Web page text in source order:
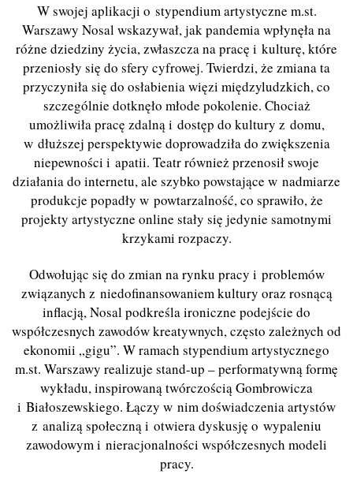
W swojej aplikacji o stypendium artystyczne m.st.
Warszawy Nosal wskazywał, jak pandemia wpłynęła na
różne dziedziny życia, zwłaszcza na pracę i kulturę, które
przeniosły się do sfery cyfrowej. Twierdzi, że zmiana ta
przyczyniła się do osłabienia więzi międzyludzkich, co
szczególnie dotknęło młode pokolenie. Chociaż
umożliwiła pracę zdalną i dostęp do kultury z domu,
w dłuższej perspektywie doprowadziła do zwiększenia
niepewności i apatii. Teatr również przenosił swoje
działania do internetu, ale szybko powstające w nadmiarze
produkcje popadły w powtarzalność, co sprawiło, że
projekty artystyczne online stały się jedynie samotnymi
krzykami rozpaczy.
Odwołując się do zmian na rynku pracy i problemów
związanych z niedofinansowaniem kultury oraz rosnącą
inflacją, Nosal podkreśla ironiczne podejście do
współczesnych zawodów kreatywnych, często zależnych od
ekonomii „gigu”. W ramach stypendium artystycznego
m.st. Warszawy realizuje stand-up – performatywną formę
wykładu, inspirowaną twórczością Gombrowicza
i Białoszewskiego. Łączy w nim doświadczenia artystów
z analizą społeczną i otwiera dyskusję o wypaleniu
zawodowym i nieracjonalności współczesnych modeli
pracy.